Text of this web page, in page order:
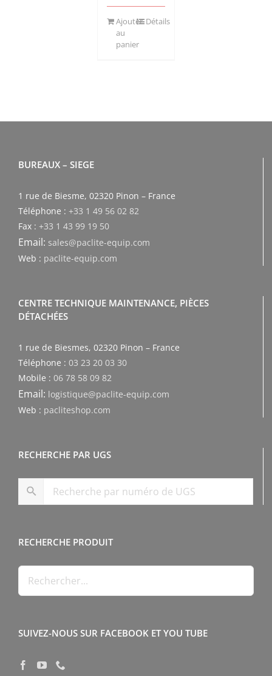
Ajouter
au
panier
Détails
BUREAUX – SIEGE
1 rue de Biesme, 02320 Pinon – France
Téléphone : +33 1 49 56 02 82
Fax : +33 1 43 99 19 50
Email: sales@paclite-equip.com
Web : paclite-equip.com
CENTRE TECHNIQUE MAINTENANCE, PIÈCES
DÉTACHÉES
1 rue de Biesmes, 02320 Pinon – France
Téléphone : 03 23 20 03 30
Mobile : 06 78 58 09 82
Email: logistique@paclite-equip.com
Web : pacliteshop.com
RECHERCHE PAR UGS
RECHERCHE PRODUIT
SUIVEZ-NOUS SUR FACEBOOK ET YOU TUBE